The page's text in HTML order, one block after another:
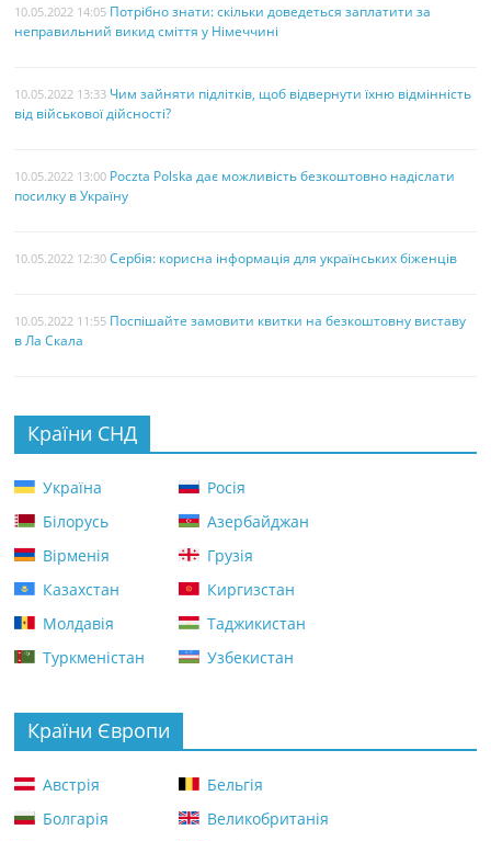
10.05.2022 14:05 Потрібно знати: скільки доведеться заплатити за
неправильний викид сміття у Німеччині
10.05.2022 13:33 Чим зайняти підлітків, щоб відвернути їхню відмінність
від військової дійсності?
10.05.2022 13:00 Poczta Polska дає можливість безкоштовно надіслати
посилку в Україну
10.05.2022 12:30 Сербія: корисна інформація для українських біженців
10.05.2022 11:55 Поспішайте замовити квитки на безкоштовну виставу
в Ла Скала
Країни СНД
Україна
Росія
Білорусь
Азербайджан
Вірменія
Грузія
Казахстан
Киргизстан
Молдавія
Таджикистан
Туркменістан
Узбекистан
Країни Європи
Австрія
Бельгія
Болгарія
Великобританія